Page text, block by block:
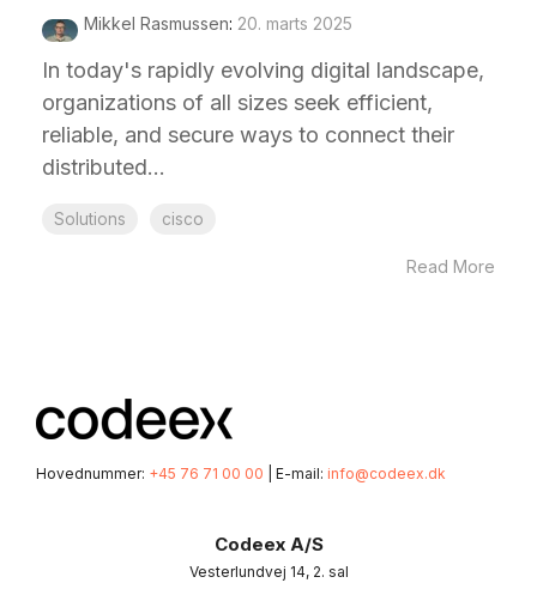
Mikkel Rasmussen: 20. marts 2025
In today's rapidly evolving digital landscape,
organizations of all sizes seek efficient,
reliable, and secure ways to connect their
distributed...
Solutions cisco
Read More
Hovednummer: +45 76 71 00 00 | E-mail: info@codeex.dk
Codeex A/S
Vesterlundvej 14, 2. sal